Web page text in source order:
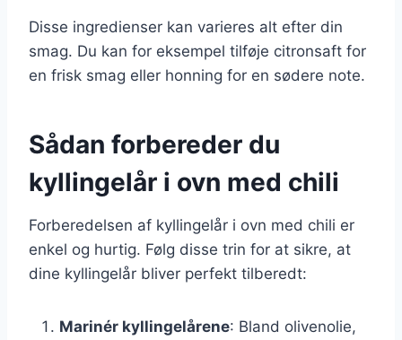
Disse ingredienser kan varieres alt efter din
smag. Du kan for eksempel tilføje citronsaft for
en frisk smag eller honning for en sødere note.
Sådan forbereder du
kyllingelår i ovn med chili
Forberedelsen af kyllingelår i ovn med chili er
enkel og hurtig. Følg disse trin for at sikre, at
dine kyllingelår bliver perfekt tilberedt:
Marinér kyllingelårene: Bland olivenolie,